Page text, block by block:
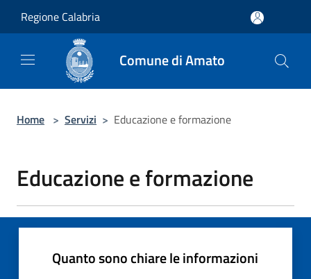
Regione Calabria
Comune di Amato
Home > Servizi > Educazione e formazione
Educazione e formazione
Quanto sono chiare le informazioni